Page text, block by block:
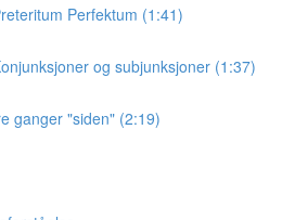
Perfektum (1:41)
og subjunksjoner (1:37)
ganger "siden" (2:19)